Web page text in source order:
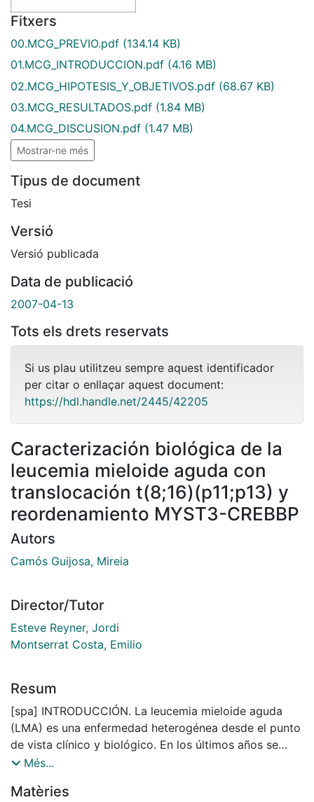
Fitxers
00.MCG_PREVIO.pdf (134.14 KB)
01.MCG_INTRODUCCION.pdf (4.16 MB)
02.MCG_HIPOTESIS_Y_OBJETIVOS.pdf (68.67 KB)
03.MCG_RESULTADOS.pdf (1.84 MB)
04.MCG_DISCUSION.pdf (1.47 MB)
Mostrar-ne més
Tipus de document
Tesi
Versió
Versió publicada
Data de publicació
2007-04-13
Tots els drets reservats
Si us plau utilitzeu sempre aquest identificador
per citar o enllaçar aquest document:
https://hdl.handle.net/2445/42205
Caracterización biológica de la
leucemia mieloide aguda con
translocación t(8;16)(p11;p13) y
reordenamiento MYST3-CREBBP
Autors
Camós Guijosa, Mireia
Director/Tutor
Esteve Reyner, Jordi
Montserrat Costa, Emilio
Resum
[spa] INTRODUCCIÓN. La leucemia mieloide aguda
(LMA) es una enfermedad heterogénea desde el punto
de vista clínico y biológico. En los últimos años se
vienen reconociendo diversas alteraciones
este contexto, la LMA con translocación t(8;16)
Més...
Matèries